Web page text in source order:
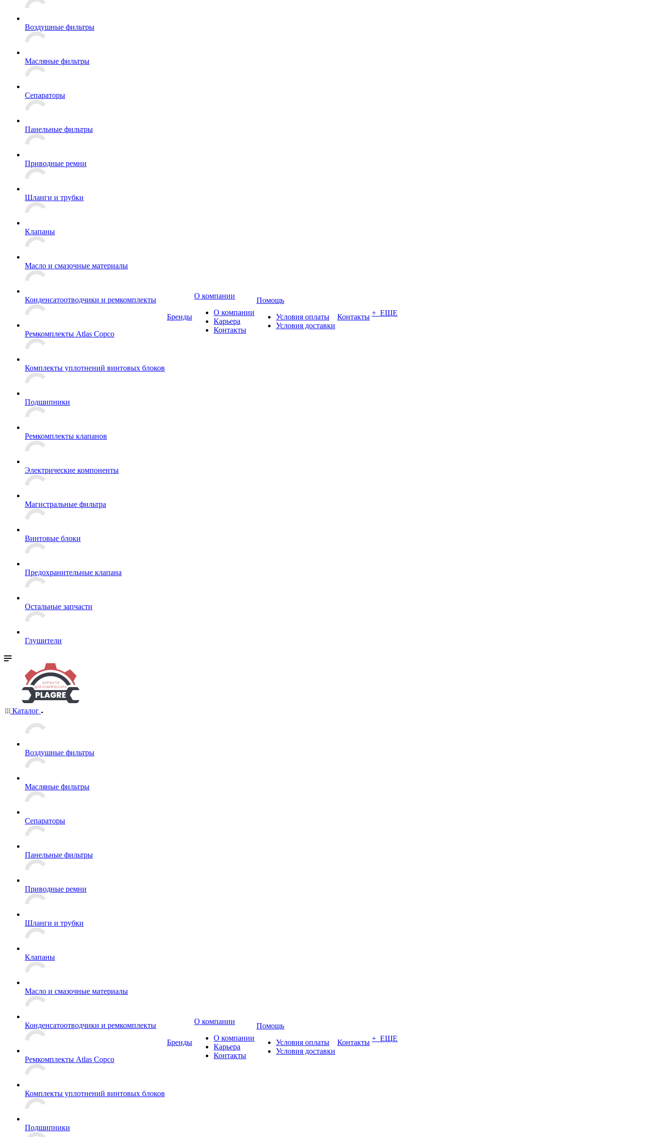
Воздушные фильтры
Масляные фильтры
Сепараторы
Панельные фильтры
Приводные ремни
Шланги и трубки
Клапаны
Масло и смазочные материалы
Конденсатоотводчики и ремкомплекты
Ремкомплекты Atlas Copco
Комплекты уплотнений винтовых блоков
Подшипники
Ремкомплекты клапанов
Электрические компоненты
Магистральные фильтра
Винтовые блоки
Предохранительные клапана
Остальные запчасти
Глушители
Бренды
О компании
О компании
Карьера
Контакты
Помощь
Условия оплаты
Условия доставки
Контакты + ЕЩЕ
Каталог
Воздушные фильтры
Масляные фильтры
Сепараторы
Панельные фильтры
Приводные ремни
Шланги и трубки
Клапаны
Масло и смазочные материалы
Конденсатоотводчики и ремкомплекты
Ремкомплекты Atlas Copco
Комплекты уплотнений винтовых блоков
Подшипники
Бренды
О компании
О компании
Карьера
Контакты
Помощь
Условия оплаты
Условия доставки
Контакты + ЕЩЕ